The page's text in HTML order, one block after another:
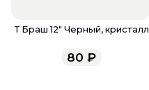
Т Браш 12" Черный, кристалл
80 ₽